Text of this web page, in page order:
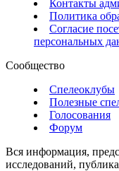
Контакты
Политика
Согласие
персональных
Сообщество
Спелеоклубы
Полезные
Голосования
Форум
Вся информация,
исследований,